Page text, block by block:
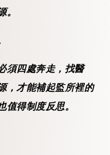
須四處奔走，找醫
，才能補起監所裡的
得制度反思。